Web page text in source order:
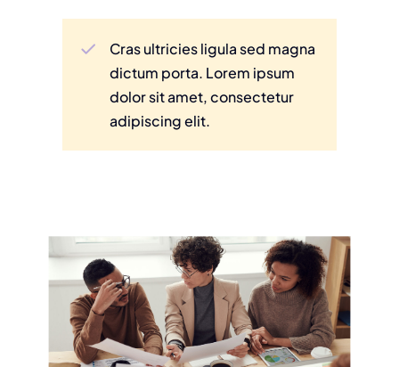
Cras ultricies ligula sed magna
dictum porta. Lorem ipsum
dolor sit amet, consectetur
adipiscing elit.